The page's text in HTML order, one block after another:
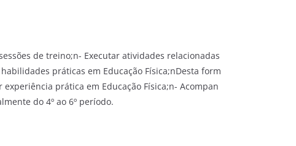
de treino;n- Executar atividades relacionadas
práticas em Educação Física;nDesta form
prática em Educação Física;n- Acompan
do 4º ao 6º período.